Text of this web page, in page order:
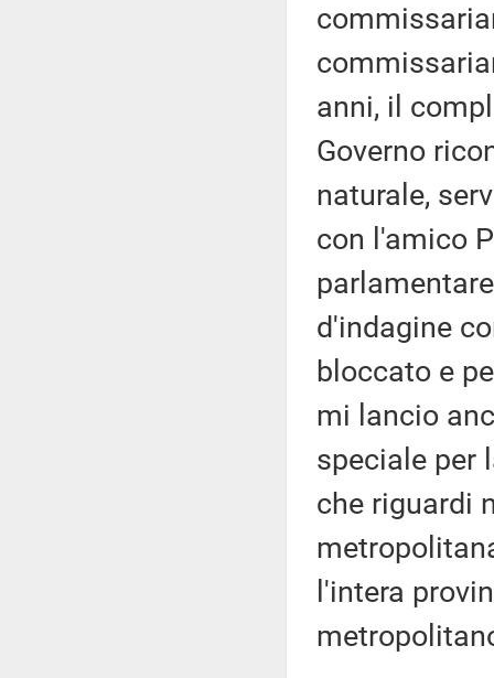
anni, il
Governo
naturale,
con l'amico
d'indagine
bloccato e
mi lancio
speciale per
che riguardi
l'intera